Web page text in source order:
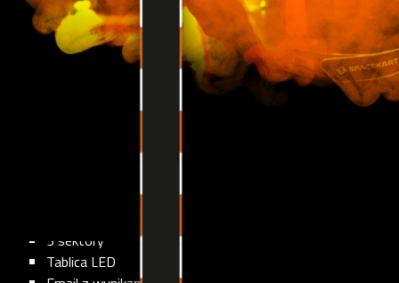
najlepszy pomiar czasu
Organizujemy zawody dla każdego
‎3 sektory
Tablica LED
WIĘCEJ O EVENTACH